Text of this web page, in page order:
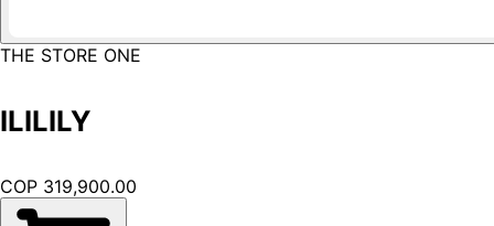
THE STORE ONE
ILILILY
COP 319,900.00